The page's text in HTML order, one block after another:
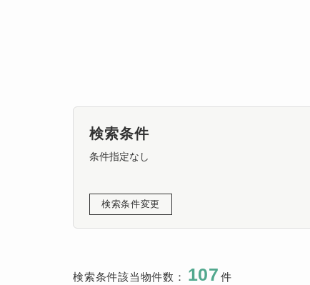
検索条件
条件指定なし
検索条件変更
検索条件該当物件数： 107 件